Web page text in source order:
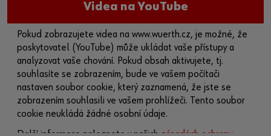
Videa na YouTube
Pokud zobrazujete videa na www.wuerth.cz, je možné, že
poskytovatel (YouTube) může ukládat vaše přístupy a
analyzovat vaše chování. Pokud obsah aktivujete, tj.
souhlasíte se zobrazením, bude ve vašem počítači
nastaven soubor cookie, který zaznamená, že jste se
zobrazením souhlasili ve vašem prohlížeči. Tento soubor
cookie neukládá žádné osobní údaje.